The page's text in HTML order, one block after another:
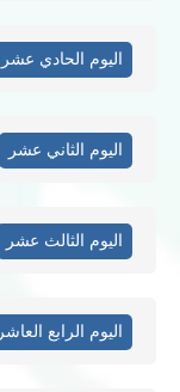
اليوم الحادي عشر
اليوم الثاني عشر
اليوم الثالث عشر
اليوم الرابع العاشر